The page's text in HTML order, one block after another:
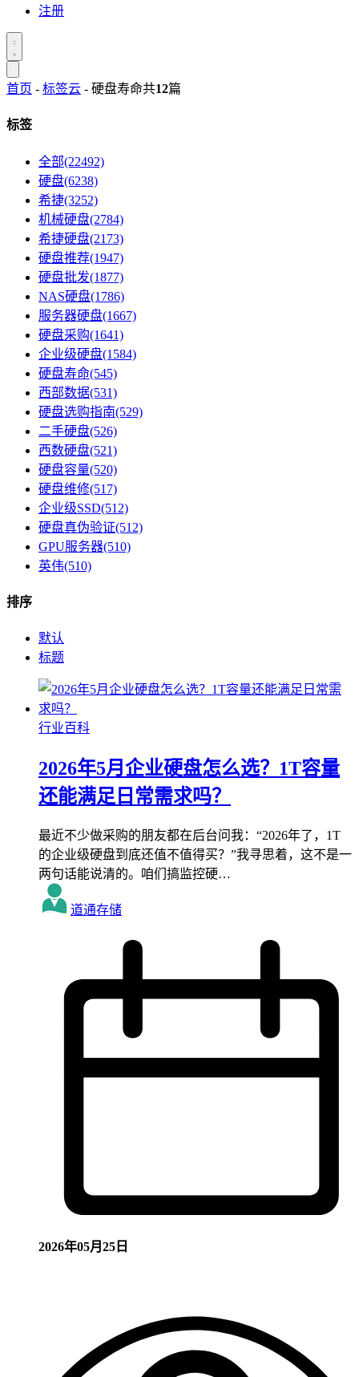
注册
首页 - 标签云 - 硬盘寿命共12篇
标签
全部(22492)
硬盘(6238)
希捷(3252)
机械硬盘(2784)
希捷硬盘(2173)
硬盘推荐(1947)
硬盘批发(1877)
NAS硬盘(1786)
服务器硬盘(1667)
硬盘采购(1641)
企业级硬盘(1584)
硬盘寿命(545)
西部数据(531)
硬盘选购指南(529)
二手硬盘(526)
西数硬盘(521)
硬盘容量(520)
硬盘维修(517)
企业级SSD(512)
硬盘真伪验证(512)
GPU服务器(510)
英伟(510)
排序
默认
标题
行业百科
2026年5月企业硬盘怎么选？1T容量
还能满足日常需求吗？
最近不少做采购的朋友都在后台问我：“2026年了，1T
的企业级硬盘到底还值不值得买？”我寻思着，这不是一
两句话能说清的。咱们搞监控硬…
道通存储
2026年05月25日